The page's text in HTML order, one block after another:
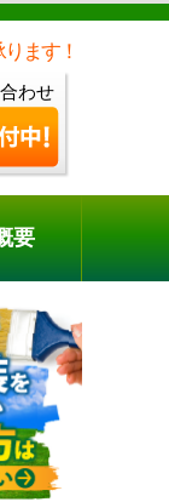
ます！
わせ
要